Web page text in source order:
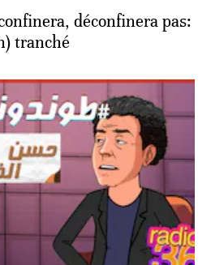
déconfinera pas:
tranché